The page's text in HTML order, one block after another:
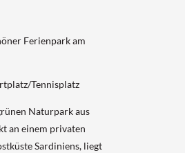
Ferienpark am
Tennisplatz
Naturpark aus
an einem privaten
Sardiniens, liegt